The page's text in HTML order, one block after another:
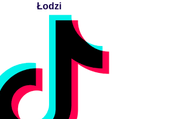
Łodzi